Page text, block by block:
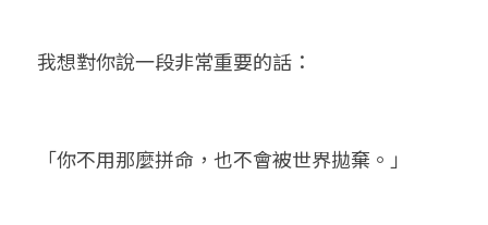
我想對你說一段非常重要的話：
「你不用那麼拼命，也不會被世界拋棄。」